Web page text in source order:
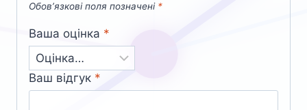
Обов’язкові поля позначені *
Ваша оцінка *
Ваш відгук *